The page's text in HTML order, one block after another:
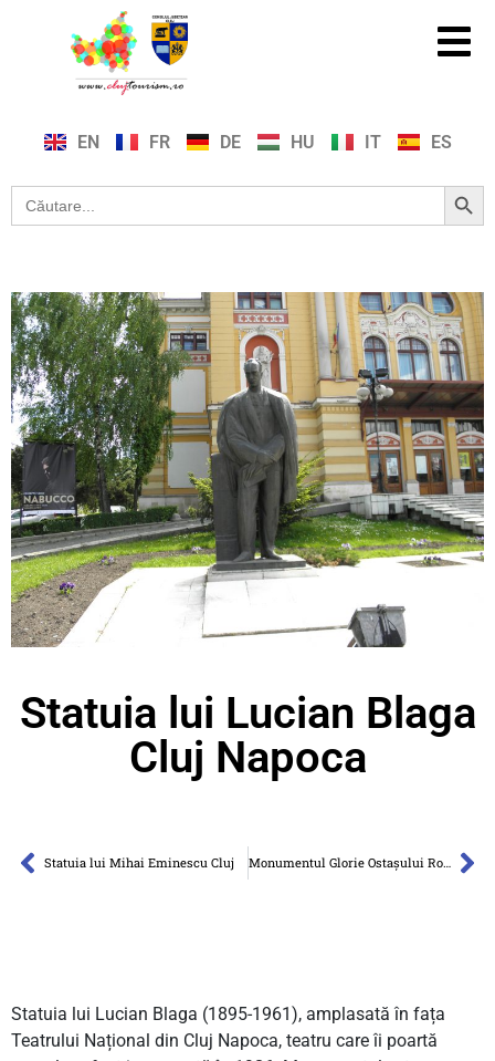
EN FR DE HU IT ES
Search
for:
Search Button
Statuia lui Lucian Blaga
Cluj Napoca
Statuia lui Mihai Eminescu Cluj Monumentul Glorie Ostaşului Român
Statuia lui Lucian Blaga (1895-1961), amplasată în fața
Teatrului Național din Cluj Napoca, teatru care îi poartă